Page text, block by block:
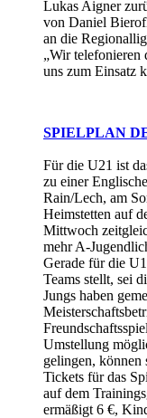
Lukas Aigner
von Daniel
an die
„Wir telefonieren
uns zum Einsatz
SPIELPLAN
Für die U21 ist
zu einer
Rain/Lech, am
Heimstetten auf
Mittwoch
mehr A-
Gerade für die
Teams stellt, sei
Jungs haben
Umstellung
gelingen,
Tickets für das
auf dem
ermäßigt 6 €,